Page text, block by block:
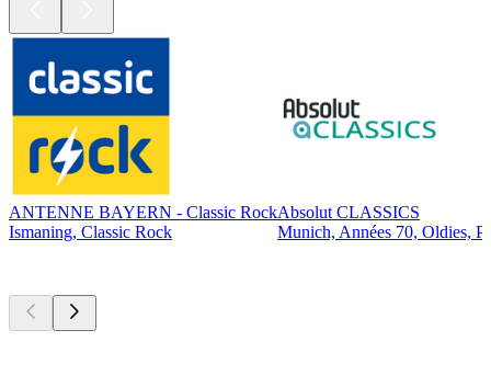
ANTENNE BAYERN - Classic Rock
Ismaning, Classic Rock
Absolut CLASSICS
Munich, Années 70, Oldies,